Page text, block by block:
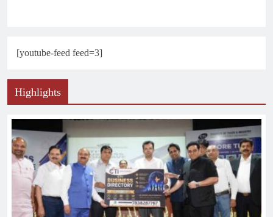
[youtube-feed feed=3]
Highlights